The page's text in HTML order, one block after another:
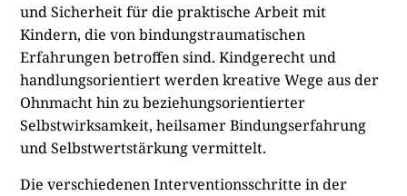
und Sicherheit für die praktische Arbeit mit
Kindern, die von bindungstraumatischen
Erfahrungen betroffen sind. Kindgerecht und
handlungsorientiert werden kreative Wege aus der
Ohnmacht hin zu beziehungsorientierter
Selbstwirksamkeit, heilsamer Bindungserfahrung
und Selbstwertstärkung vermittelt.
Die verschiedenen Interventionsschritte in der